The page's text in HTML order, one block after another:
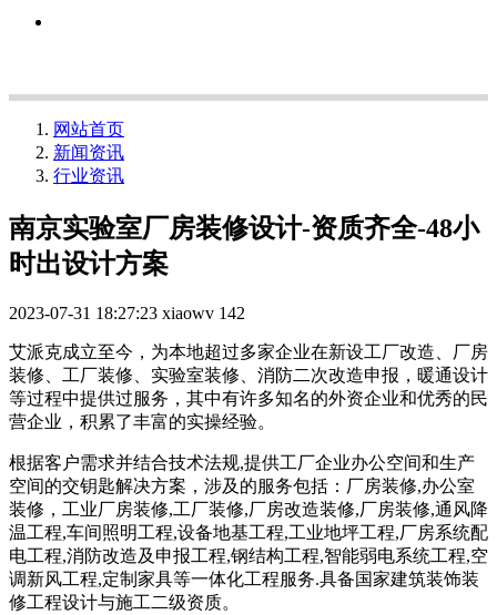
网站首页
新闻资讯
行业资讯
南京实验室厂房装修设计-资质齐全-48小
时出设计方案
2023-07-31 18:27:23 xiaowv 142
艾派克成立至今，为本地超过多家企业在新设工厂改造、厂房
装修、工厂装修、实验室装修、消防二次改造申报，暖通设计
等过程中提供过服务，其中有许多知名的外资企业和优秀的民
营企业，积累了丰富的实操经验。
根据客户需求并结合技术法规,提供工厂企业办公空间和生产
空间的交钥匙解决方案，涉及的服务包括：厂房装修,办公室
装修，工业厂房装修,工厂装修,厂房改造装修,厂房装修,通风降
温工程,车间照明工程,设备地基工程,工业地坪工程,厂房系统配
电工程,消防改造及申报工程,钢结构工程,智能弱电系统工程,空
调新风工程,定制家具等一体化工程服务.具备国家建筑装饰装
修工程设计与施工二级资质。